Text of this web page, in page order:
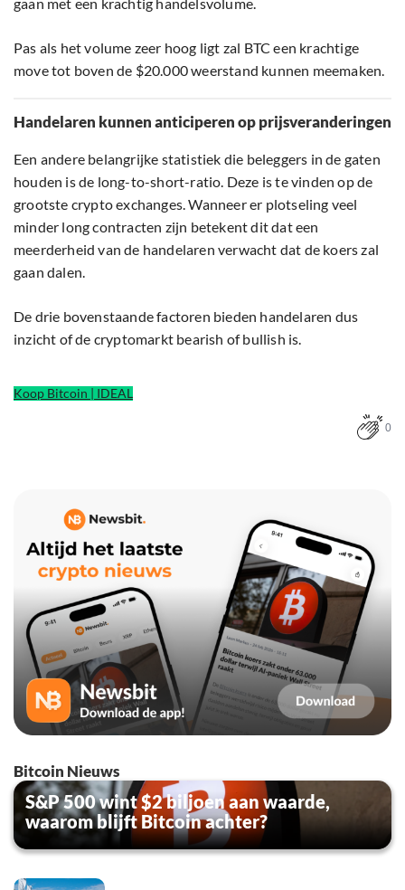
Pas als het volume zeer hoog ligt zal BTC een krachtige
move tot boven de $20.000 weerstand kunnen meemaken.
Handelaren kunnen anticiperen op prijsveranderingen
Een andere belangrijke statistiek die beleggers in de gaten
houden is de long-to-short-ratio. Deze is te vinden op de
grootste crypto exchanges. Wanneer er plotseling veel
minder long contracten zijn betekent dit dat een
meerderheid van de handelaren verwacht dat de koers zal
gaan dalen.
De drie bovenstaande factoren bieden handelaren dus
inzicht of de cryptomarkt bearish of bullish is.
Koop Bitcoin | IDEAL
0
Bitcoin Nieuws
S&P 500 wint $2 biljoen aan waarde,
waarom blijft Bitcoin achter?